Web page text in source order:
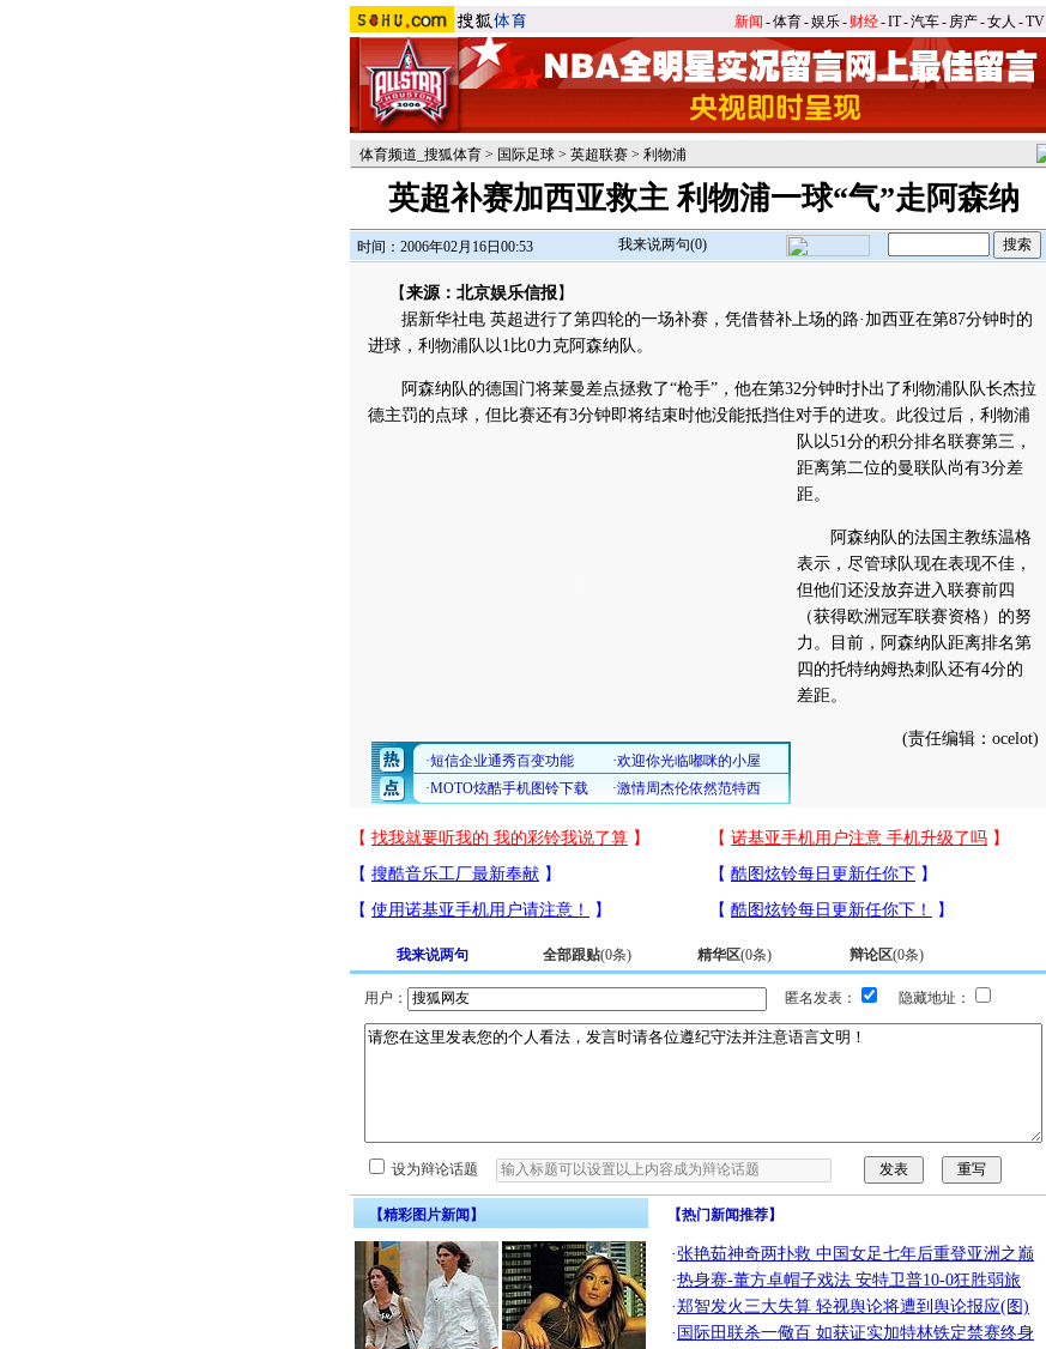
新闻 -体育-娱乐- 财经-IT-汽车- 房产-女人 -TV
体育频道_搜狐体育 > 国际足球 > 英超联赛 > 利物浦
英超补赛加西亚救主 利物浦一球“气”走阿森纳
时间：2006年02月16日00:53 我来说两句(0)
【来源：北京娱乐信报】
据新华社电 英超进行了第四轮的一场补赛，凭借替补上场的路·加西亚在第87分钟时的
进球，利物浦队以1比0力克阿森纳队。
阿森纳队的德国门将莱曼差点拯救了“枪手”，他在第32分钟时扑出了利物浦队队长杰拉
德主罚的点球，但比赛还有3分钟即将结束时他没能抵挡住对手的进攻。 此役过后，利物浦
队以51分的积分排名联赛第三，
距离第二位的曼联队尚有3分差
距。
阿森纳队的法国主教练温格
表示，尽管球队现在表现不佳，
但他们还没放弃进入联赛前四
（获得欧洲冠军联赛资格）的努
力。目前，阿森纳队距离排名第
四的托特纳姆热刺队还有4分的
差距。
(责任编辑：ocelot)
我来说两句 全部跟贴(0条) 精华区(0条) 辩论区(0条)
用户： 匿名发表： 隐藏地址：
设为辩论话题
【精彩图片新闻】 【热门新闻推荐】
·张艳茹神奇两扑救 中国女足七年后重登亚洲之巅
·热身赛-董方卓帽子戏法 安特卫普10-0狂胜弱旅
·郑智发火三大失算 轻视舆论将遭到舆论报应(图)
· 国际田联杀一儆百 如获证实加特林铁定禁赛终身